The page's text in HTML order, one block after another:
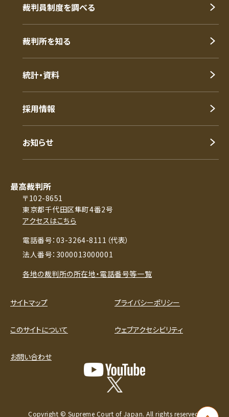
裁判員制度を調べる
裁判所を知る
統計・資料
採用情報
お知らせ
最高裁判所
〒102-8651
東京都千代田区隼町4番2号
アクセスはこちら
電話番号：03-3264-8111（代表）
法人番号：3000013000001
各地の裁判所の所在地・電話番号等一覧
サイトマップ プライバシーポリシー
このサイトについて ウェブアクセシビリティ
お問い合わせ
Copyright © Supreme Court of Japan. All rights reserved.